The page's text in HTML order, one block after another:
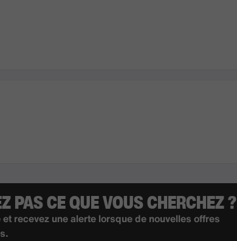
PAS CE QUE VOUS CHERCHEZ ?
recevez une alerte lorsque de nouvelles offres